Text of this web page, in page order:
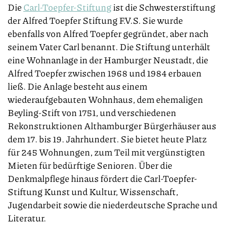
DieCarl-Toepfer-Stiftungist die Schwesterstiftung
der Alfred Toepfer Stiftung F.V.S. Sie wurde
ebenfalls von Alfred Toepfer gegründet, aber nach
seinem Vater Carl benannt. Die Stiftung unterhält
eine Wohnanlage in der Hamburger Neustadt, die
Alfred Toepfer zwischen 1968 und 1984 erbauen
ließ. Die Anlage besteht aus einem
wiederaufgebauten Wohnhaus, dem ehemaligen
Beyling-Stift von 1751, und verschiedenen
Rekonstruktionen Althamburger Bürgerhäuser aus
dem 17. bis 19. Jahrhundert. Sie bietet heute Platz
für 245 Wohnungen, zum Teil mit vergünstigten
Mieten für bedürftige Senioren. Über die
Denkmalpflege hinaus fördert die Carl-Toepfer-
Stiftung Kunst und Kultur, Wissenschaft,
Jugendarbeit sowie die niederdeutsche Sprache und
Literatur.